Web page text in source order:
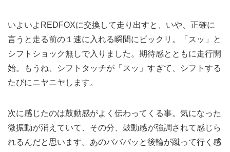
いよいよREDFOXに交換して走り出すと、いや、正確に
言うと走る前の１速に入れる瞬間にビックリ。「スッ」と
シフトショック無しで入りました。期待感とともに走行開
始。もうね、シフトタッチが「スッ」すぎて、シフトする
たびにニヤニヤします。
次に感じたのは鼓動感がよく伝わってくる事。気になった
微振動が消えていて、その分、鼓動感が強調されて感じら
れるんだと思います。あのバババッと後輪が蹴って行く感